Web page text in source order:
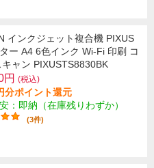
インクジェット複合機 PIXUS
ー A4 6色インク Wi-Fi 印刷 コ
キャン PIXUSTS8830BK
円 (税込)
分ポイント還元
：即納（在庫残りわずか）
(3件)